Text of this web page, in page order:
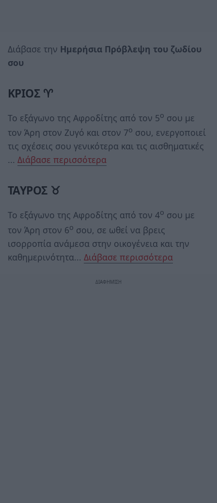
Διάβασε την Ημερήσια Πρόβλεψη του ζωδίου
σου
ΚΡΙΟΣ ♈
Το εξάγωνο της Αφροδίτης από τον 5ο σου με
τον Άρη στον Ζυγό και στον 7ο σου, ενεργοποιεί
τις σχέσεις σου γενικότερα και τις αισθηματικές
... Διάβασε περισσότερα
ΤΑΥΡΟΣ ♉
Το εξάγωνο της Αφροδίτης από τον 4ο σου με
τον Άρη στον 6ο σου, σε ωθεί να βρεις
ισορροπία ανάμεσα στην οικογένεια και την
καθημερινότητα... Διάβασε περισσότερα